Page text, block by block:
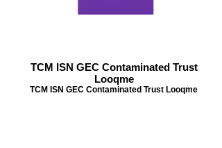
TCM ISN GEC Contaminated Trust
Looqme
TCM ISN GEC Contaminated Trust Looqme